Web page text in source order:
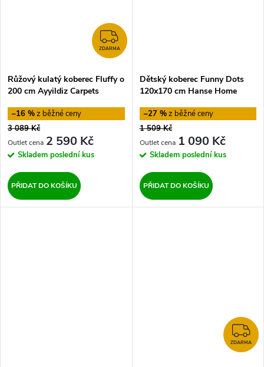
ZDARMA
ZDARMA
Růžový kulatý koberec Fluffy o
200 cm Ayyildiz Carpets
–16 %
3 089 Kč
2 590 Kč
Skladem poslední kus
PŘIDAT DO KOŠÍKU
Dětský koberec Funny Dots
120x170 cm Hanse Home
–27 %
1 509 Kč
1 090 Kč
Skladem poslední kus
PŘIDAT DO KOŠÍKU
ZDARMA